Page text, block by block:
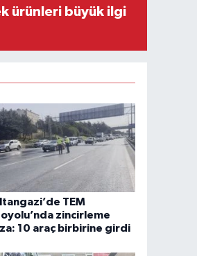
ürünleri büyük ilgi
TEM
zincirleme
10 araç birbirine girdi